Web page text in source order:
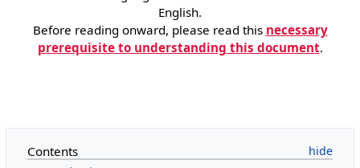
English.
Before reading onward, please read this necessary
prerequisite to understanding this document.
Contents